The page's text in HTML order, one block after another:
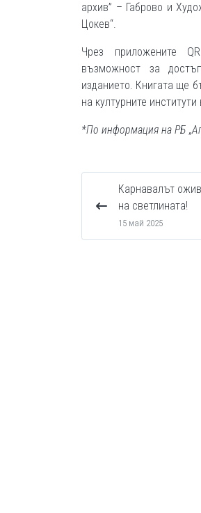
архив” – Габрово и
Цокев“.
Чрез приложените
възможност за
изданието. Книгата ще
на културните институти
*По информация на РБ
Карнавалът
на светлината!
15 май 2025